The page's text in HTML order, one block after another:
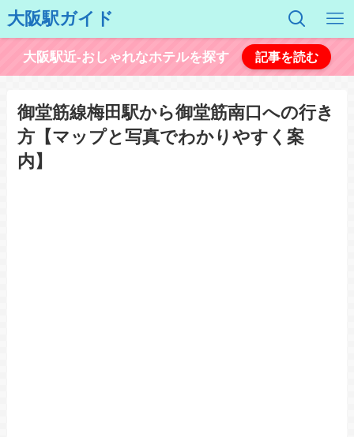
大阪駅ガイド
大阪駅近-おしゃれなホテルを探す 記事を読む
御堂筋線梅田駅から御堂筋南口への行き
方【マップと写真でわかりやすく案
内】